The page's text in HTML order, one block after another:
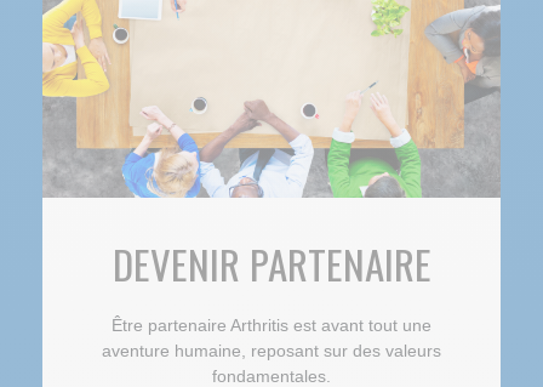
DEVENIR PARTENAIRE
Être partenaire Arthritis est avant tout une
aventure humaine, reposant sur des valeurs
fondamentales.